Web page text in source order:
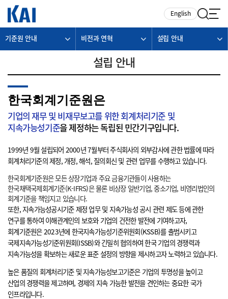
English
기준원 안내 비전과 연혁 설립 안내
설립 안내
한국회계기준원은
기업의 재무 및 비재무보고를 위한 회계처리기준 및
지속가능성기준을 제정하는 독립된 민간기구입니다.
1999년 9월 설립되어 2000년 7월부터 주식회사의 외부감사에 관한 법률에 따라
회계처리기준의 제정, 개정, 해석, 질의회신 및 관련 업무를 수행하고 있습니다.
한국회계기준원은 모든 상장기업과 주요 금융기관들이 사용하는
한국채택국제회계기준(K-IFRS)은 물론 비상장 일반기업, 중소기업, 비영리법인의
회계기준을 책임지고 있습니다.
또한, 지속가능성공시기준 제정 업무 및 지속가능성 공시 관련 제도 등에 관한
연구를 통하여 이해관계인의 보호와 기업의 건전한 발전에 기여하고자,
회계기준원은 2023년에 한국지속가능성기준위원회(KSSB)를 출범시키고
국제지속가능성기준위원회(ISSB)와 긴밀히 협의하여 한국 기업의 경쟁력과
지속가능성을 확보하는 새로운 표준 설정의 방향을 제시하고자 노력하고 있습니다.
높은 품질의 회계처리기준 및 지속가능성보고기준은 기업의 투명성을 높이고
산업의 경쟁력을 제고하며, 경제의 지속 가능한 발전을 견인하는 중요한 국가
인프라입니다.